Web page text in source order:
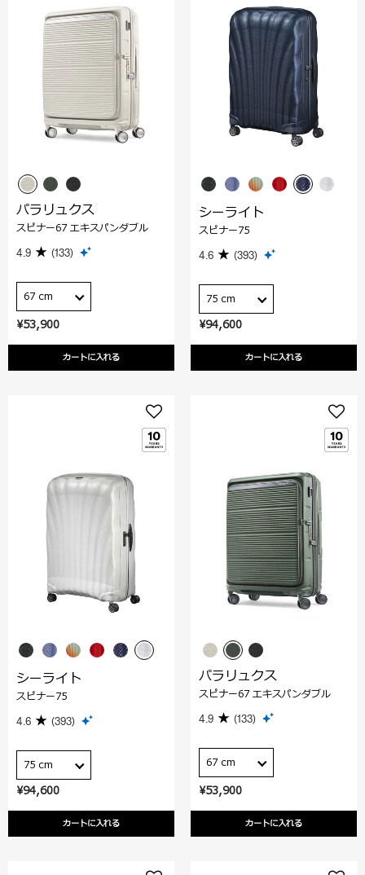
¥53,900
カートに入れる
パラリュクス
スピナー67 エキスパンダブル
4.9 (133)
67 cm
¥94,600
カートに入れる
シーライト
スピナー75
4.6 (393)
75 cm
¥94,600
カートに入れる
シーライト
スピナー75
4.6 (393)
75 cm
¥53,900
カートに入れる
パラリュクス
スピナー67 エキスパンダブル
4.9 (133)
67 cm